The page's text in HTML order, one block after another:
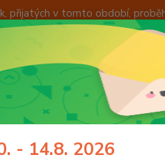
přijatých v tomto období,
Hledat 8:00 -
konektory Objímka plochá
- 14.8. 2026